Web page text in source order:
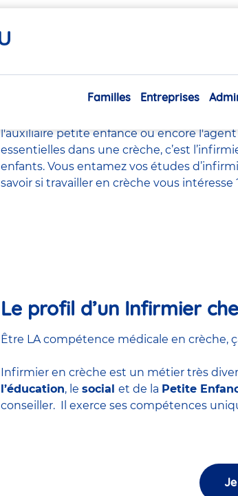
Familles Entreprises
nombreux métiersdans le
l'auxiliaire petite enfanceou encorel'agent
essentielles dans une crèche, c’est
enfants. Vous entamez vos études
savoir si travailler en crèche vous
Le profil d’un Infirmier
Être LA compétence médicale en crèche,
Infirmier en crèche est un métier très
l’éducation, le social et de la Petite
conseiller. Il exerce ses compétences